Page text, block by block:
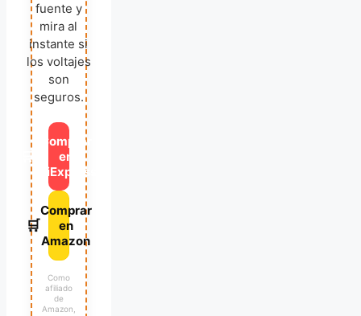
fuente y
mira al
instante si
los voltajes
son
seguros.
🛒
Comprar
en
AliExpress
🛒
Comprar
en
Amazon
Como
afiliado
de
Amazon,